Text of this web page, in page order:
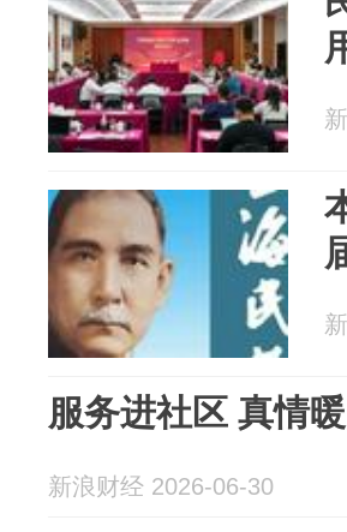
服务进社区 真情
新浪财经 2026-06-30